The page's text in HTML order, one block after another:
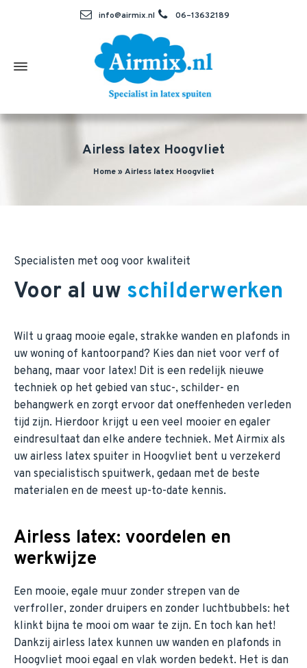
info@airmix.nl 06–13632189
Airless latex Hoogvliet
Home» Airless latex Hoogvliet
Specialisten met oog voor kwaliteit
Voor al uw schilderwerken
Wilt u graag mooie egale, strakke wanden en plafonds in
uw woning of kantoorpand? Kies dan niet voor verf of
behang, maar voor latex! Dit is een redelijk nieuwe
techniek op het gebied van stuc-, schilder- en
behangwerk en zorgt ervoor dat oneffenheden verleden
tijd zijn. Hierdoor krijgt u een veel mooier en egaler
eindresultaat dan elke andere techniek. Met Airmix als
uw airless latex spuiter in Hoogvliet bent u verzekerd
van specialistisch spuitwerk, gedaan met de beste
materialen en de meest up-to-date kennis.
Airless latex: voordelen en
werkwijze
Een mooie, egale muur zonder strepen van de
verfroller, zonder druipers en zonder luchtbubbels: het
klinkt bijna te mooi om waar te zijn. En toch kan het!
Dankzij airless latex kunnen uw wanden en plafonds in
Hoogvliet mooi egaal en vlak worden bedekt. Het is dan